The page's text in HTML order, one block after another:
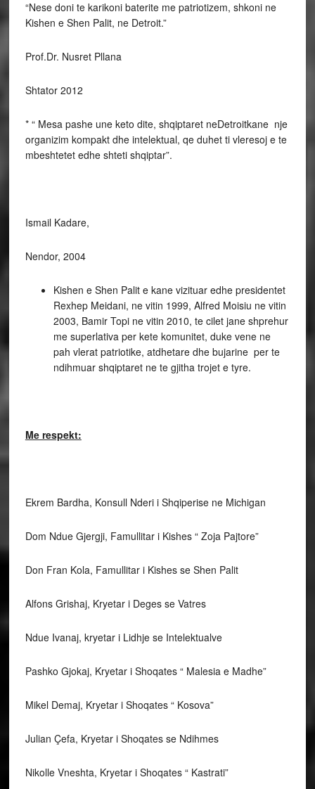
“Nese doni te karikoni baterite me patriotizem, shkoni ne
Kishen e Shen Palit, ne Detroit.”
Prof.Dr. Nusret Pllana
Shtator 2012
* “ Mesa pashe une keto dite, shqiptaret neDetroitkane nje
organizim kompakt dhe intelektual, qe duhet ti vleresoj e te
mbeshtetet edhe shteti shqiptar”.
Ismail Kadare,
Nendor, 2004
Kishen e Shen Palit e kane vizituar edhe presidentet
Rexhep Meidani, ne vitin 1999, Alfred Moisiu ne vitin
2003, Bamir Topi ne vitin 2010, te cilet jane shprehur
me superlativa per kete komunitet, duke vene ne
pah vlerat patriotike, atdhetare dhe bujarine per te
ndihmuar shqiptaret ne te gjitha trojet e tyre.
Me respekt:
Ekrem Bardha, Konsull Nderi i Shqiperise ne Michigan
Dom Ndue Gjergji, Famullitar i Kishes “ Zoja Pajtore”
Don Fran Kola, Famullitar i Kishes se Shen Palit
Alfons Grishaj, Kryetar i Deges se Vatres
Ndue Ivanaj, kryetar i Lidhje se Intelektualve
Pashko Gjokaj, Kryetar i Shoqates “ Malesia e Madhe”
Mikel Demaj, Kryetar i Shoqates “ Kosova”
Julian Çefa, Kryetar i Shoqates se Ndihmes
Nikolle Vneshta, Kryetar i Shoqates “ Kastrati”